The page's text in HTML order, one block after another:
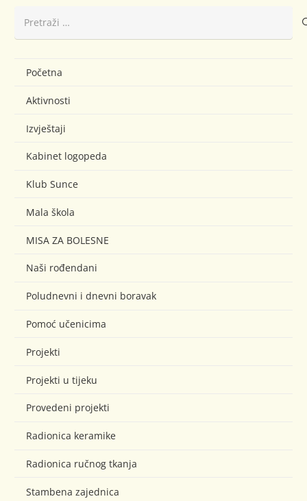
Početna
Aktivnosti
Izvještaji
Kabinet logopeda
Klub Sunce
Mala škola
MISA ZA BOLESNE
Naši rođendani
Poludnevni i dnevni boravak
Pomoć učenicima
Projekti
Projekti u tijeku
Provedeni projekti
Radionica keramike
Radionica ručnog tkanja
Stambena zajednica